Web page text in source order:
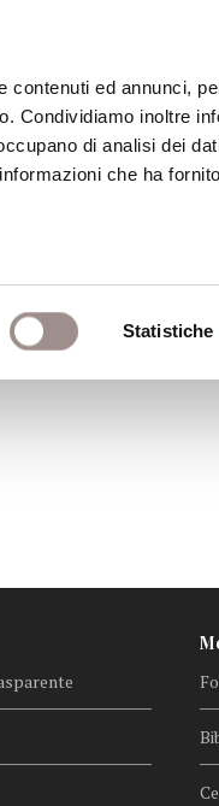
ed annunci,
Condividiamo inoltre
di analisi dei
che ha
Statistiche
Culturale